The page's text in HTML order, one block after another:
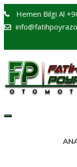
Hemen Bilgi Al
Toggle